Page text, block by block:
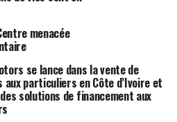
menacée
se lance dans la vente de
aux particuliers en Côte d’Ivoire et
solutions de financement aux